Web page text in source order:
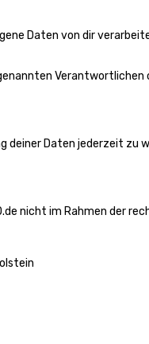
Daten von dir
deiner Daten jederzeit
nicht im Rahmen der